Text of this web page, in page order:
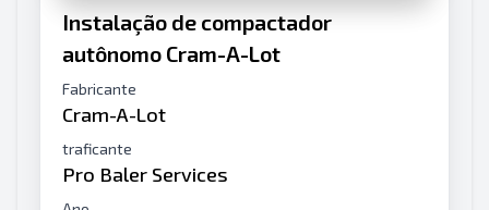
Instalação de compactador
autônomo Cram-A-Lot
Fabricante
Cram-A-Lot
traficante
Pro Baler Services